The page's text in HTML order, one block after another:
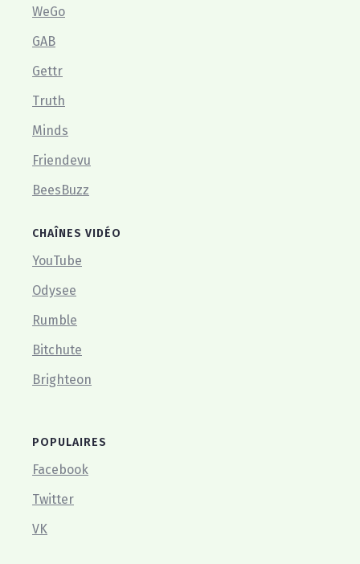
WeGo
GAB
Gettr
Truth
Minds
Friendevu
BeesBuzz
CHAÎNES VIDÉO
YouTube
Odysee
Rumble
Bitchute
Brighteon
POPULAIRES
Facebook
Twitter
VK